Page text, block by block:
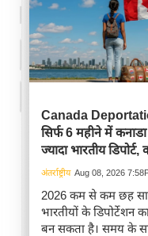
Canada
सिर्फ 6 महीने में
ज्यादा भारतीय
अंतर्राष्ट्रीय Aug 08, 2026
2026 कम से कम छह
भारतीयों के डिपोर्टेशन
बन सकता है। समय के